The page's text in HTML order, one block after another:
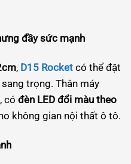
đầy sức mạnh
, D15 Rocket có thể đặt
trọng. Thân máy
có đèn LED đổi màu theo
không gian nội thất ô tô.